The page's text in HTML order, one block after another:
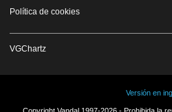
Política de cookies
VGChartz
Versión en